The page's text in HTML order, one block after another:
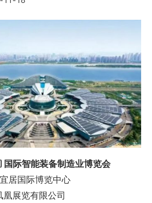
国际智能装备制造业博览会
居国际博览中心
凰展览有限公司